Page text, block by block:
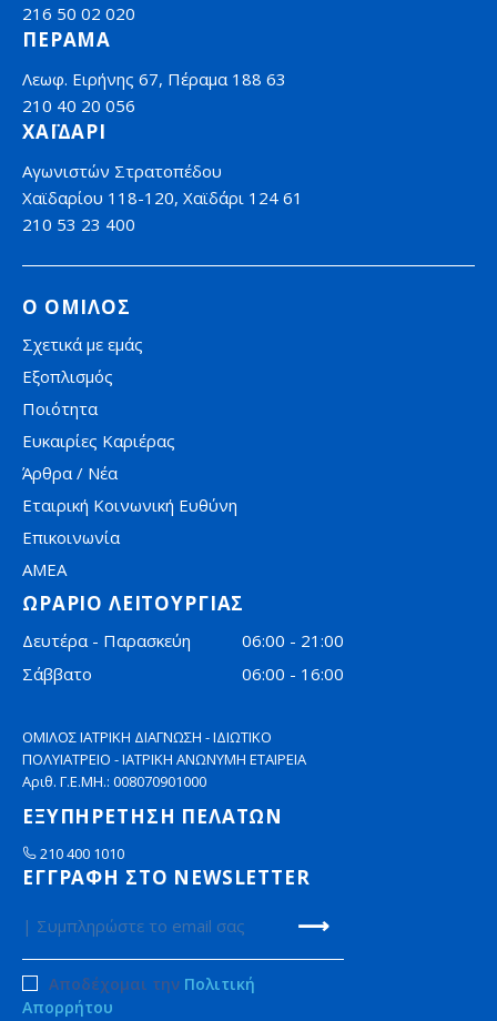
216 50 02 020
ΠΕΡΑΜΑ
Λεωφ. Ειρήνης 67, Πέραμα 188 63
210 40 20 056
ΧΑΪΔΑΡΙ
Αγωνιστών Στρατοπέδου
Χαϊδαρίου 118-120, Χαϊδάρι 124 61
210 53 23 400
Ο ΟΜΙΛΟΣ
Σχετικά με εμάς
Εξοπλισμός
Ποιότητα
Ευκαιρίες Καριέρας
Άρθρα / Νέα
Εταιρική Κοινωνική Ευθύνη
Επικοινωνία
AMEA
ΩΡΑΡΙΟ ΛΕΙΤΟΥΡΓΙΑΣ
Δευτέρα - Παρασκεύη
06:00 - 21:00
Σάββατο
06:00 - 16:00
ΟΜΙΛΟΣ ΙΑΤΡΙΚΗ ΔΙΑΓΝΩΣΗ - ΙΔΙΩΤΙΚΟ
ΠΟΛΥΙΑΤΡΕΙΟ - ΙΑΤΡΙΚΗ ΑΝΩΝΥΜΗ ΕΤΑΙΡΕΙΑ
Αριθ. Γ.Ε.ΜΗ.: 008070901000
ΕΞΥΠΗΡΕΤΗΣΗ ΠΕΛΑΤΩΝ
210 400 1010
ΕΓΓΡΑΦΗ ΣΤΟ NEWSLETTER
Αποδέχομαι την Πολιτική
Απορρήτου